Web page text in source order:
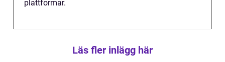
plattformar.
Läs fler inlägg här